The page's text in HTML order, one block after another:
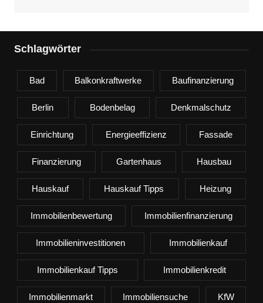
Schlagwörter
Bad Balkonkraftwerke Baufinanzierung
Berlin Bodenbelag Denkmalschutz
Einrichtung Energieeffizienz Fassade
Finanzierung Gartenhaus Hausbau
Hauskauf Hauskauf Tipps Heizung
Immobilienbewertung Immobilienfinanzierung
Immobilieninvestitionen Immobilienkauf
Immobilienkauf Tipps Immobilienkredit
Immobilienmarkt Immobiliensuche KfW